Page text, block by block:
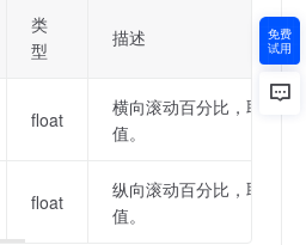
类
型
描述
float
横向滚动百分比，取值范
值。
float
纵向滚动百分比，取值范
值。
免费
试用